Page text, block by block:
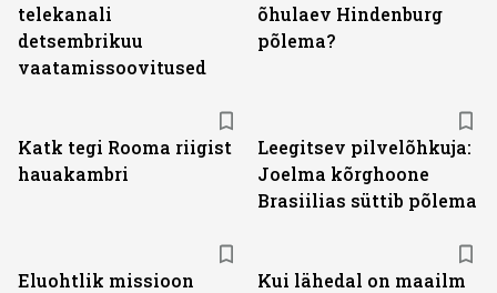
telekanali
detsembrikuu
vaatamissoovitused
õhulaev Hindenburg
põlema?
Katk tegi Rooma riigist
hauakambri
Leegitsev pilvelõhkuja:
Joelma kõrghoone
Brasiilias süttib põlema
Eluohtlik missioon
Kui lähedal on maailm